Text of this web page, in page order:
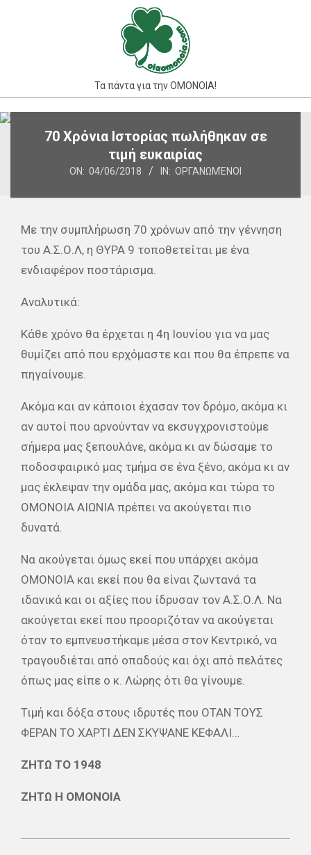
Τα πάντα για την ΟΜΟΝΟΙΑ!
Primary
Navigation70 Χρόνια Ιστορίας πωλήθηκαν σε
τιμή ευκαιρίας
ON: 04/06/2018 IN: ΟΡΓΑΝΩΜΈΝΟΙ
Με την συμπλήρωση 70 χρόνων από την γέννηση
του Α.Σ.Ο.Λ, η ΘΥΡΑ 9 τοποθετείται με ένα
ενδιαφέρον ποστάρισμα.
Αναλυτικά:
Kάθε χρόνο θα έρχεται η 4η Ιουνίου για να μας
θυμίζει από που ερχόμαστε και που θα έπρεπε να
πηγαίνουμε.
Ακόμα και αν κάποιοι έχασαν τον δρόμο, ακόμα κι
αν αυτοί που αρνούνταν να εκσυγχρονιστούμε
σήμερα μας ξεπουλάνε, ακόμα κι αν δώσαμε το
ποδοσφαιρικό μας τμήμα σε ένα ξένο, ακόμα κι αν
μας έκλεψαν την ομάδα μας, ακόμα και τώρα το
ΟΜΟΝΟΙΑ ΑΙΩΝΙΑ πρέπει να ακούγεται πιο
δυνατά.
Να ακούγεται όμως εκεί που υπάρχει ακόμα
ΟΜΟΝΟΙΑ και εκεί που θα είναι ζωντανά τα
ιδανικά και οι αξίες που ίδρυσαν τον Α.Σ.Ο.Λ. Να
ακούγεται εκεί που προοριζόταν να ακούγεται
όταν το εμπνευστήκαμε μέσα στον Κεντρικό, να
τραγουδιέται από οπαδούς και όχι από πελάτες
όπως μας είπε ο κ. Λώρης ότι θα γίνουμε.
Τιμή και δόξα στους ιδρυτές που ΟΤΑΝ ΤΟΥΣ
ΦΕΡΑΝ ΤΟ ΧΑΡΤΙ ΔΕΝ ΣΚΥΨΑΝΕ ΚΕΦΑΛΙ…
ΖΗΤΩ ΤΟ 1948
ΖΗΤΩ Η ΟΜΟΝΟΙΑ